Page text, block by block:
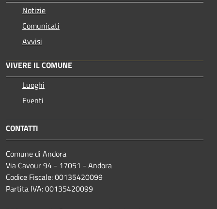
Notizie
Comunicati
Avvisi
VIVERE IL COMUNE
Luoghi
Eventi
CONTATTI
Comune di Andora
Via Cavour 94 - 17051 - Andora
Codice Fiscale: 00135420099
Partita IVA: 00135420099